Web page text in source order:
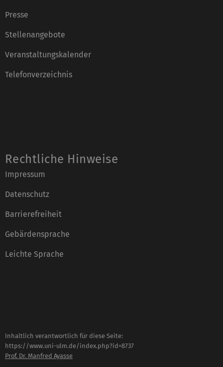
Presse
Stellenangebote
Veranstaltungskalender
Telefonverzeichnis
Rechtliche Hinweise
Impressum
Datenschutz
Barrierefreiheit
Gebärdensprache
Leichte Sprache
Inhaltlich verantwortlich für diese Seite:
https://www.uni-ulm.de/index.php?id=8737
Prof. Dr. Manfred Ayasse